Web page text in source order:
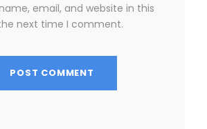
email, and website in this
next time I comment.